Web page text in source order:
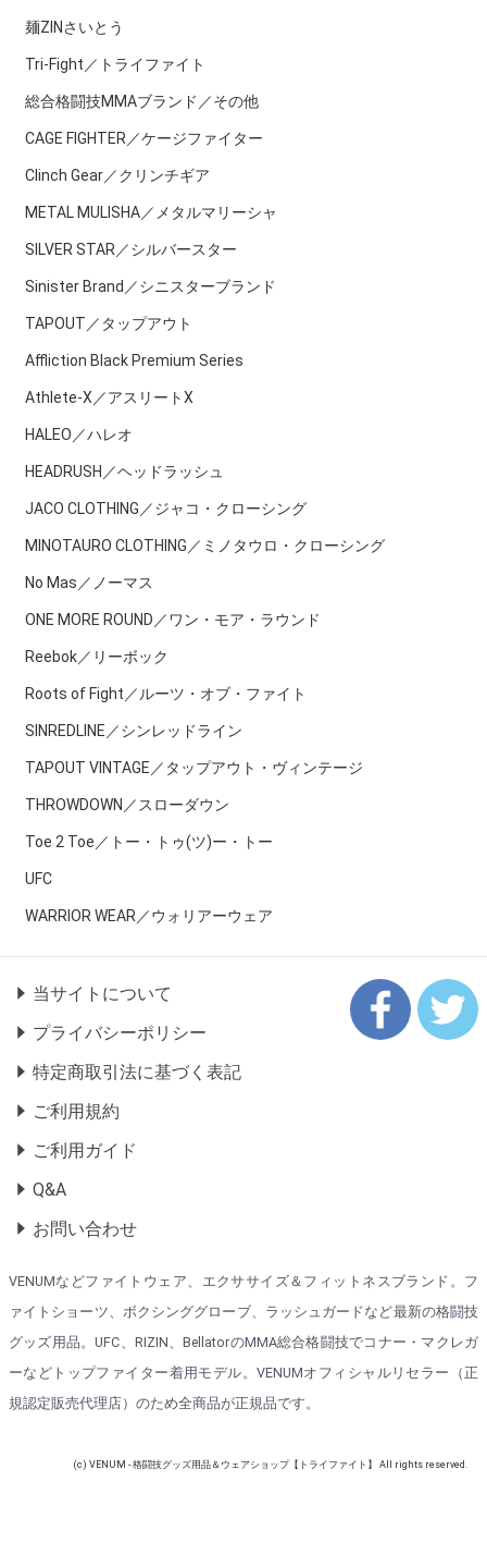
麺ZINさいとう
Tri-Fight／トライファイト
総合格闘技MMAブランド／その他
CAGE FIGHTER／ケージファイター
Clinch Gear／クリンチギア
METAL MULISHA／メタルマリーシャ
SILVER STAR／シルバースター
Sinister Brand／シニスターブランド
TAPOUT／タップアウト
Affliction Black Premium Series
Athlete-X／アスリートX
HALEO／ハレオ
HEADRUSH／ヘッドラッシュ
JACO CLOTHING／ジャコ・クローシング
MINOTAURO CLOTHING／ミノタウロ・クローシング
No Mas／ノーマス
ONE MORE ROUND／ワン・モア・ラウンド
Reebok／リーボック
Roots of Fight／ルーツ・オブ・ファイト
SINREDLINE／シンレッドライン
TAPOUT VINTAGE／タップアウト・ヴィンテージ
THROWDOWN／スローダウン
Toe 2 Toe／トー・トゥ(ツ)ー・トー
UFC
WARRIOR WEAR／ウォリアーウェア
当サイトについて
プライバシーポリシー
特定商取引法に基づく表記
ご利用規約
ご利用ガイド
Q&A
お問い合わせ
VENUMなどファイトウェア、エクササイズ＆フィットネスブランド。フ
ァイトショーツ、ボクシンググローブ、ラッシュガードなど最新の格闘技
グッズ用品。UFC、RIZIN、BellatorのMMA総合格闘技でコナー・マクレガ
ーなどトップファイター着用モデル。VENUMオフィシャルリセラー（正
規認定販売代理店）のため全商品が正規品です。
(c) VENUM - 格闘技グッズ用品＆ウェアショップ【トライファイト】 All rights reserved.